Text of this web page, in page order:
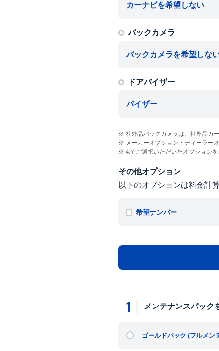
カーナビを希望しない
バックカメラ
バックカメラを希望しな
ドアバイザー
バイザー
社外品バックカメラは、社外品カ
メーカーオプション・ディーラー
4.でご選択いただいたオプション
その他オプション
以下のオプションは料金計
希望ナンバー
1 メンテナンスパック
ゴールドパック (フルメン